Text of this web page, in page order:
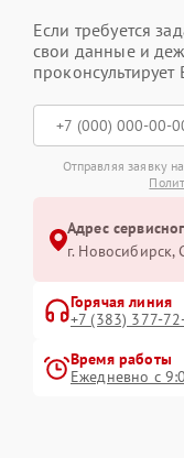
Если требуется
свои данные и
проконсультирует
Отправляя заявку
Адрес
г. Новосибирск,
Горячая линия
+7 (383) 377-
Время работы
Ежедневно с